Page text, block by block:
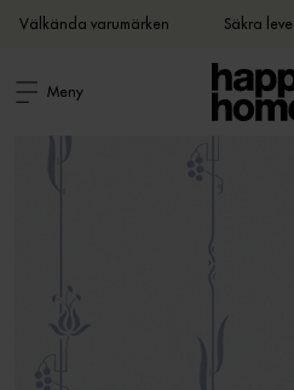
Välkända varumärken Säkra
Meny